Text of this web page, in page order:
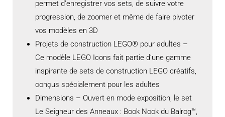
permet d’enregistrer vos sets, de suivre votre
progression, de zoomer et même de faire pivoter
vos modèles en 3D
Projets de construction LEGO® pour adultes –
Ce modèle LEGO Icons fait partie d’une gamme
inspirante de sets de construction LEGO créatifs,
conçus spécialement pour les adultes
Dimensions – Ouvert en mode exposition, le set
Le Seigneur des Anneaux : Book Nook du Balrog™,